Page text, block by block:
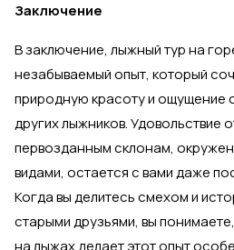
Заключение
В заключение, лыжный тур на
незабываемый опыт, который
природную красоту и ощущение
других лыжников. Удовольствие
первозданным склонам,
видами, остается с вами даже
Когда вы делитесь смехом и
старыми друзьями, вы
на лыжах делает этот опыт